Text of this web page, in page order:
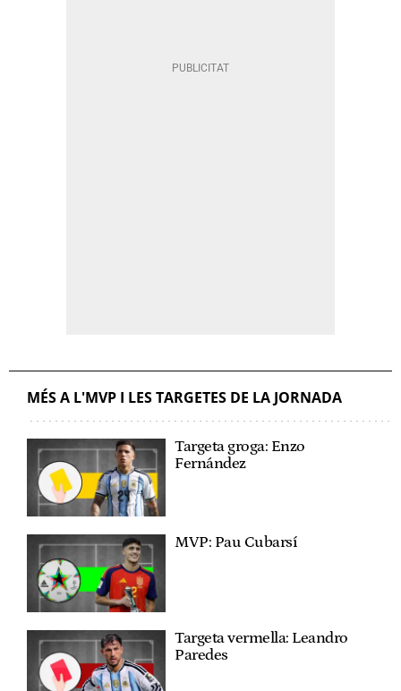
MÉS A L'MVP I LES TARGETES DE LA JORNADA
Targeta groga: Enzo
Fernández
MVP: Pau Cubarsí
Targeta vermella: Leandro
Paredes